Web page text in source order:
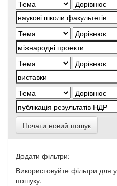
Почати новий пошук
Додати фільтри:
Використовуйте фільтри для
пошуку.